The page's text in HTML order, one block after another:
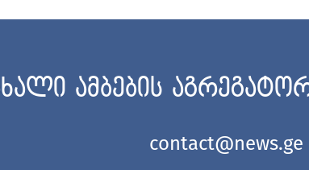
ამბების
contact@news.ge